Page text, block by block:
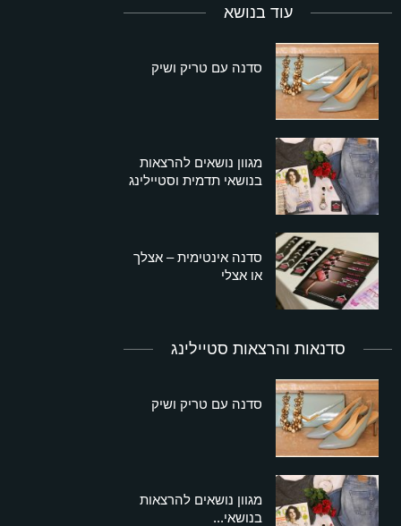
עוד בנושא
סדנה עם טריק ושיק
מגוון נושאים להרצאות
בנושאי תדמית וסטיילינג
סדנה אינטימית – אצלך
או אצלי
סדנאות והרצאות סטיילינג
סדנה עם טריק ושיק
מגוון נושאים להרצאות
בנושאי...